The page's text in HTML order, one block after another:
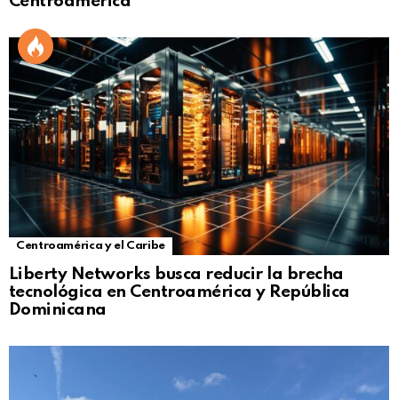
Centroamérica y el Caribe
Liberty Networks busca reducir la brecha
tecnológica en Centroamérica y República
Dominicana